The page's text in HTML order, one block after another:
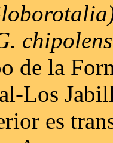
de la
Los
es